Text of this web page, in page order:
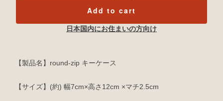
Add to cart
日本国内にお住まいの方向け
【製品名】round-zip キーケース
【サイズ】(約) 幅7cm×高さ12cm ×マチ2.5cm